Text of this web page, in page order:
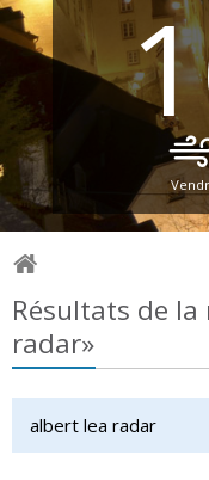
Résultats de la
radar»